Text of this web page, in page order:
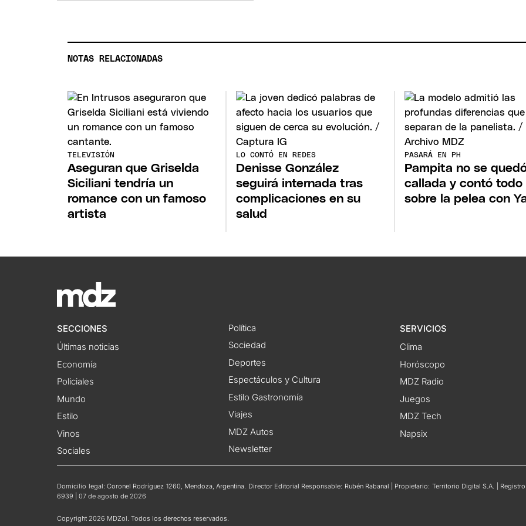
NOTAS RELACIONADAS
TELEVISIÓN
Aseguran que Griselda
Siciliani tendría un
romance con un famoso
artista
LO CONTÓ EN REDES
Denisse González
seguirá internada tras
complicaciones en su
salud
PASARÁ EN PH
Pampita no se
callada y contó todo
sobre la pelea con
SECCIONES
Últimas noticias
Economía
Policiales
Mundo
Estilo
Vinos
Sociales
Política
Sociedad
Deportes
Espectáculos y Cultura
Estilo Gastronomía
Viajes
MDZ Autos
Newsletter
SERVICIOS
Clima
Horóscopo
MDZ Radio
Juegos
MDZ Tech
Napsix
Domicilio legal: Coronel Rodríguez 1260, Mendoza, Argentina. Director Editorial Responsable: Rubén Rabanal | Propietario: Territorio Digital S.A. |
6939 | 07 de agosto de 2026
Copyright 2026 MDZol. Todos los derechos reservados.